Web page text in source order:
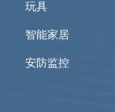
玩具
智能家居
安防监控